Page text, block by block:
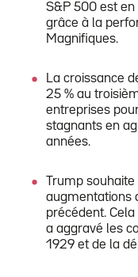
S&P 500 est en
grâce à la
Magnifiques.
La croissance
25 % au
entreprises
stagnants en
années.
Trump
augmentations
précédent.
a aggravé les
1929 et de la